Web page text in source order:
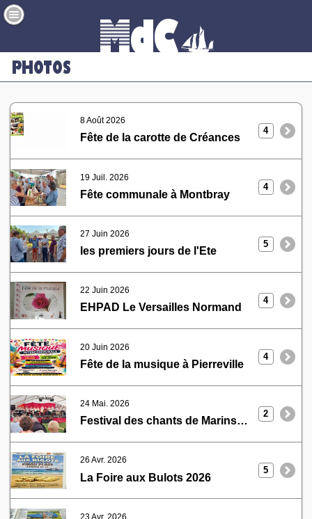
8 Août 2026
Fête de la carotte de Créances
4
19 Juil. 2026
Fête communale à Montbray
4
27 Juin 2026
les premiers jours de l'Ete
5
22 Juin 2026
EHPAD Le Versailles Normand
4
20 Juin 2026
Fête de la musique à Pierreville
4
24 Mai. 2026
Festival des chants de Marins La Hougue
2
26 Avr. 2026
La Foire aux Bulots 2026
5
23 Avr. 2026